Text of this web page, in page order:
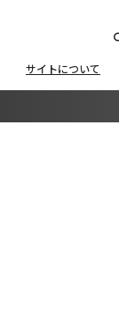
サイトについて